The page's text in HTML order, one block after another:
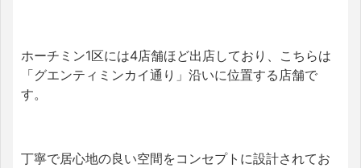
ホーチミン1区には4店舗ほど出店しており、こちらは
「グエンティミンカイ通り」沿いに位置する店舗で
す。
丁寧で居心地の良い空間をコンセプトに設計されてお